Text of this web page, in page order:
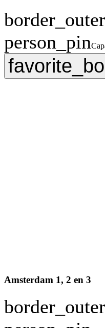
border_outer
person_pin
Amsterdam 1, 2 en 3
border_outer